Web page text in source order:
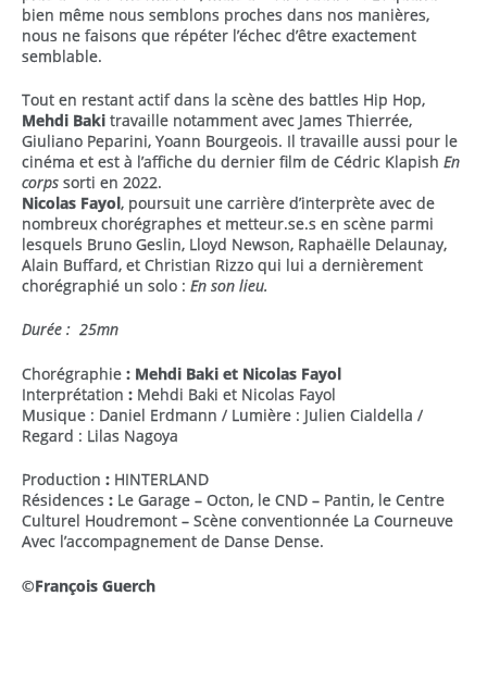
bien même nous semblons proches dans nos manières,
nous ne faisons que répéter l’échec d’être exactement
semblable.
Tout en restant actif dans la scène des battles Hip Hop,
Mehdi Baki travaille notamment avec James Thierrée,
Giuliano Peparini, Yoann Bourgeois. Il travaille aussi pour le
cinéma et est à l’affiche du dernier film de Cédric Klapish En
corps sorti en 2022.
Nicolas Fayol, poursuit une carrière d’interprète avec de
nombreux chorégraphes et metteur.se.s en scène parmi
lesquels Bruno Geslin, Lloyd Newson, Raphaëlle Delaunay,
Alain Buffard, et Christian Rizzo qui lui a dernièrement
chorégraphié un solo : En son lieu.
Durée : 25mn
Chorégraphie : Mehdi Baki et Nicolas Fayol
Interprétation : Mehdi Baki et Nicolas Fayol
Musique : Daniel Erdmann / Lumière : Julien Cialdella /
Regard : Lilas Nagoya
Production : HINTERLAND
Résidences : Le Garage – Octon, le CND – Pantin, le Centre
Culturel Houdremont – Scène conventionnée La Courneuve
Avec l’accompagnement de Danse Dense.
©François Guerch